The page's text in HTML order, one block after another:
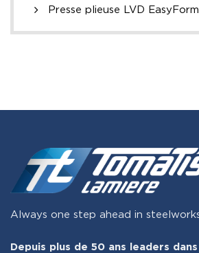
Presse plieuse LVD
Always one step ahead in
Depuis plus de 50 ans leaders